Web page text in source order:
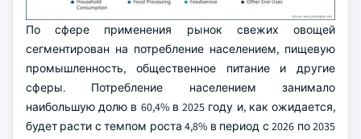
По сфере применения рынок свежих овощей
сегментирован на потребление населением, пищевую
промышленность, общественное питание и другие
сферы. Потребление населением занимало
наибольшую долю в 60,4% в 2025 году и, как ожидается,
будет расти с темпом роста 4,8% в период с 2026 по 2035